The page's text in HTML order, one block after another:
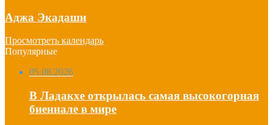
Аджа Экадаши
Просмотреть календарь
Популярные
05.08.2026
В Ладакхе открылась самая высокогорная
биеннале в мире